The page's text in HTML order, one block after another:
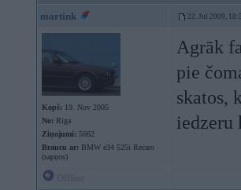
martink 22. Jul 2009,
Kopš: 19. Nov 2005
No: Rīga
Ziņojumi: 5662
Braucu ar: BMW e34 525i Recaro
(sapņos)
Agrāk
pie
skatos,
iedzeru